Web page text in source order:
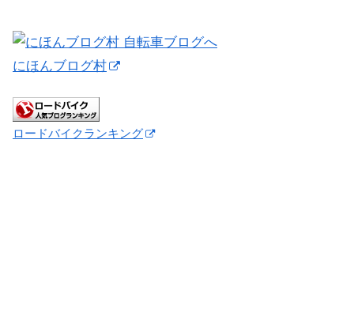
にほんブログ村
ロードバイクランキング